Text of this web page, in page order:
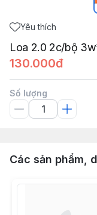
Yêu thích
Loa 2.0 2c/bộ
130.000đ
Số lượng
Các sản phẩm,